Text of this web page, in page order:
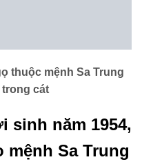
thuộc mệnh Sa Trung
trong cát
sinh năm 1954,
Sa Trung